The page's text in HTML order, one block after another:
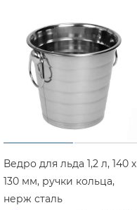
Ведро для льда 1,2 л, 140 х
130 мм, ручки кольца,
нерж сталь